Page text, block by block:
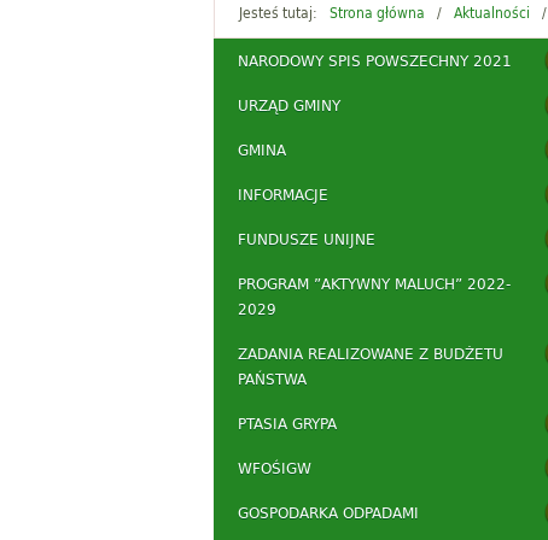
Jesteś tutaj: Strona główna Aktualności
NARODOWY SPIS POWSZECHNY 2021
URZĄD GMINY
GMINA
INFORMACJE
FUNDUSZE UNIJNE
PROGRAM ”AKTYWNY MALUCH” 2022-
2029
ZADANIA REALIZOWANE Z BUDŻETU
PAŃSTWA
PTASIA GRYPA
WFOŚIGW
GOSPODARKA ODPADAMI